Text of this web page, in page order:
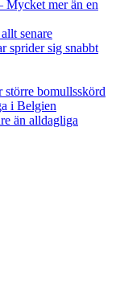
Mycket mer än en
senare
sprider sig snabbt
större bomullsskörd
i Belgien
än alldagliga